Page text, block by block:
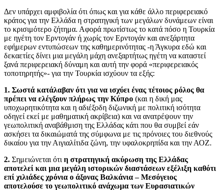
Δεν υπάρχει αμφιβολία ότι όπως και για κάθε άλλο περιφερειακό
κράτος για την Ελλάδα η στρατηγική των μεγάλων δυνάμεων είναι
το κρισιμότερο ζήτημα. Αφορά πρωτίστως το κατά πόσο η Τουρκία
με ηγέτη τον Ερντογάν ή χωρίς τον Ερντογάν και ανεξάρτητα
εφήμερων εντυπώσεων της καθημερινότητας -η Άγκυρα εδώ και
δεκαετίες δίνει μια μεγάλη μάχη ανεξαρτήτως ηγέτη να καταστεί
ξανά περιφερειακή δύναμη και αυτή την φορά «περιφερειακός
τοποτηρητής»- για την Τουρκία ισχύουν τα εξής:
1. Σωστά κατάλαβαν ότι για να ισχύει ένας τέτοιος ρόλος θα
πρέπει να ελέγξουν πλήρως την Κύπρο (και η δική μας
υποχωρητικότητα και η αδιέξοδη διζωνική με πολιτική ισότητα
οδηγεί εκεί με μαθηματική ακρίβεια) και να ανατρέψουν την
γεωπολιτική αναβάθμιση της Ελλάδας κάτι που θα συμβεί εάν
ασκήσει τα δικαιώματά της σύμφωνα με τις πρόνοιες του διεθνούς
δικαίου για την Αιγιαλίτιδα ζώνη, την υφαλοκρηπίδα και την ΑΟΖ.
2. Σημειώνεται ότι η στρατηγική ακύρωση της Ελλάδας
αποτελεί και μια μεγάλη ιστορικών διαστάσεων εξέλιξη καθότι
επί χιλιάδες χρόνια ο άξονας Βαλκάνια – Μεσόγειος
αποτελούσε το γεωπολιτικό ανάχωμα των Ευρασιατικών